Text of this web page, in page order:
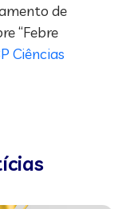
de
“Febre
Ciências